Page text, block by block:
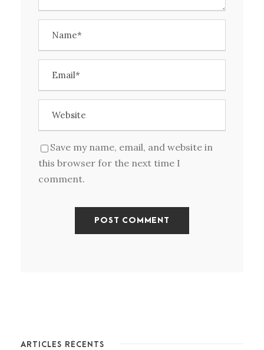
Save my name, email, and website in
this browser for the next time I
comment.
ARTICLES RÉCENTS